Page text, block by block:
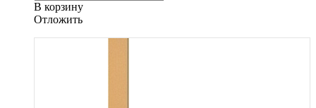
В корзину
Oтложить